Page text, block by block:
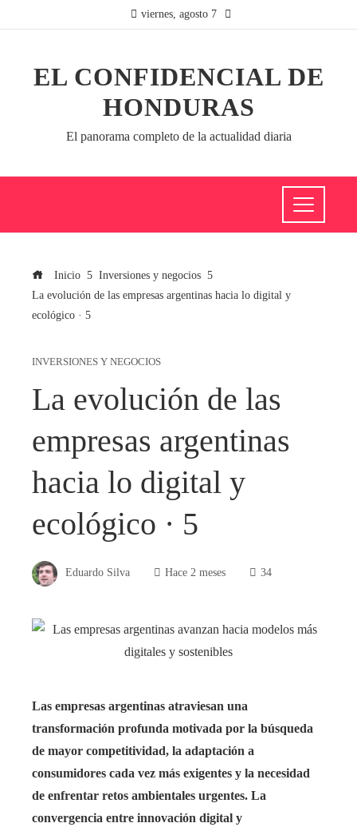
viernes, agosto 7
EL CONFIDENCIAL DE
HONDURAS
El panorama completo de la actualidad diaria
Inicio
Inversiones y negocios
La evolución de las empresas argentinas hacia lo digital y
ecológico · 5
INVERSIONES Y NEGOCIOS
La evolución de las
empresas argentinas
hacia lo digital y
ecológico · 5
Eduardo Silva Hace 2 meses 34
Las empresas argentinas atraviesan una
transformación profunda motivada por la búsqueda
de mayor competitividad, la adaptación a
consumidores cada vez más exigentes y la necesidad
de enfrentar retos ambientales urgentes. La
convergencia entre innovación digital y